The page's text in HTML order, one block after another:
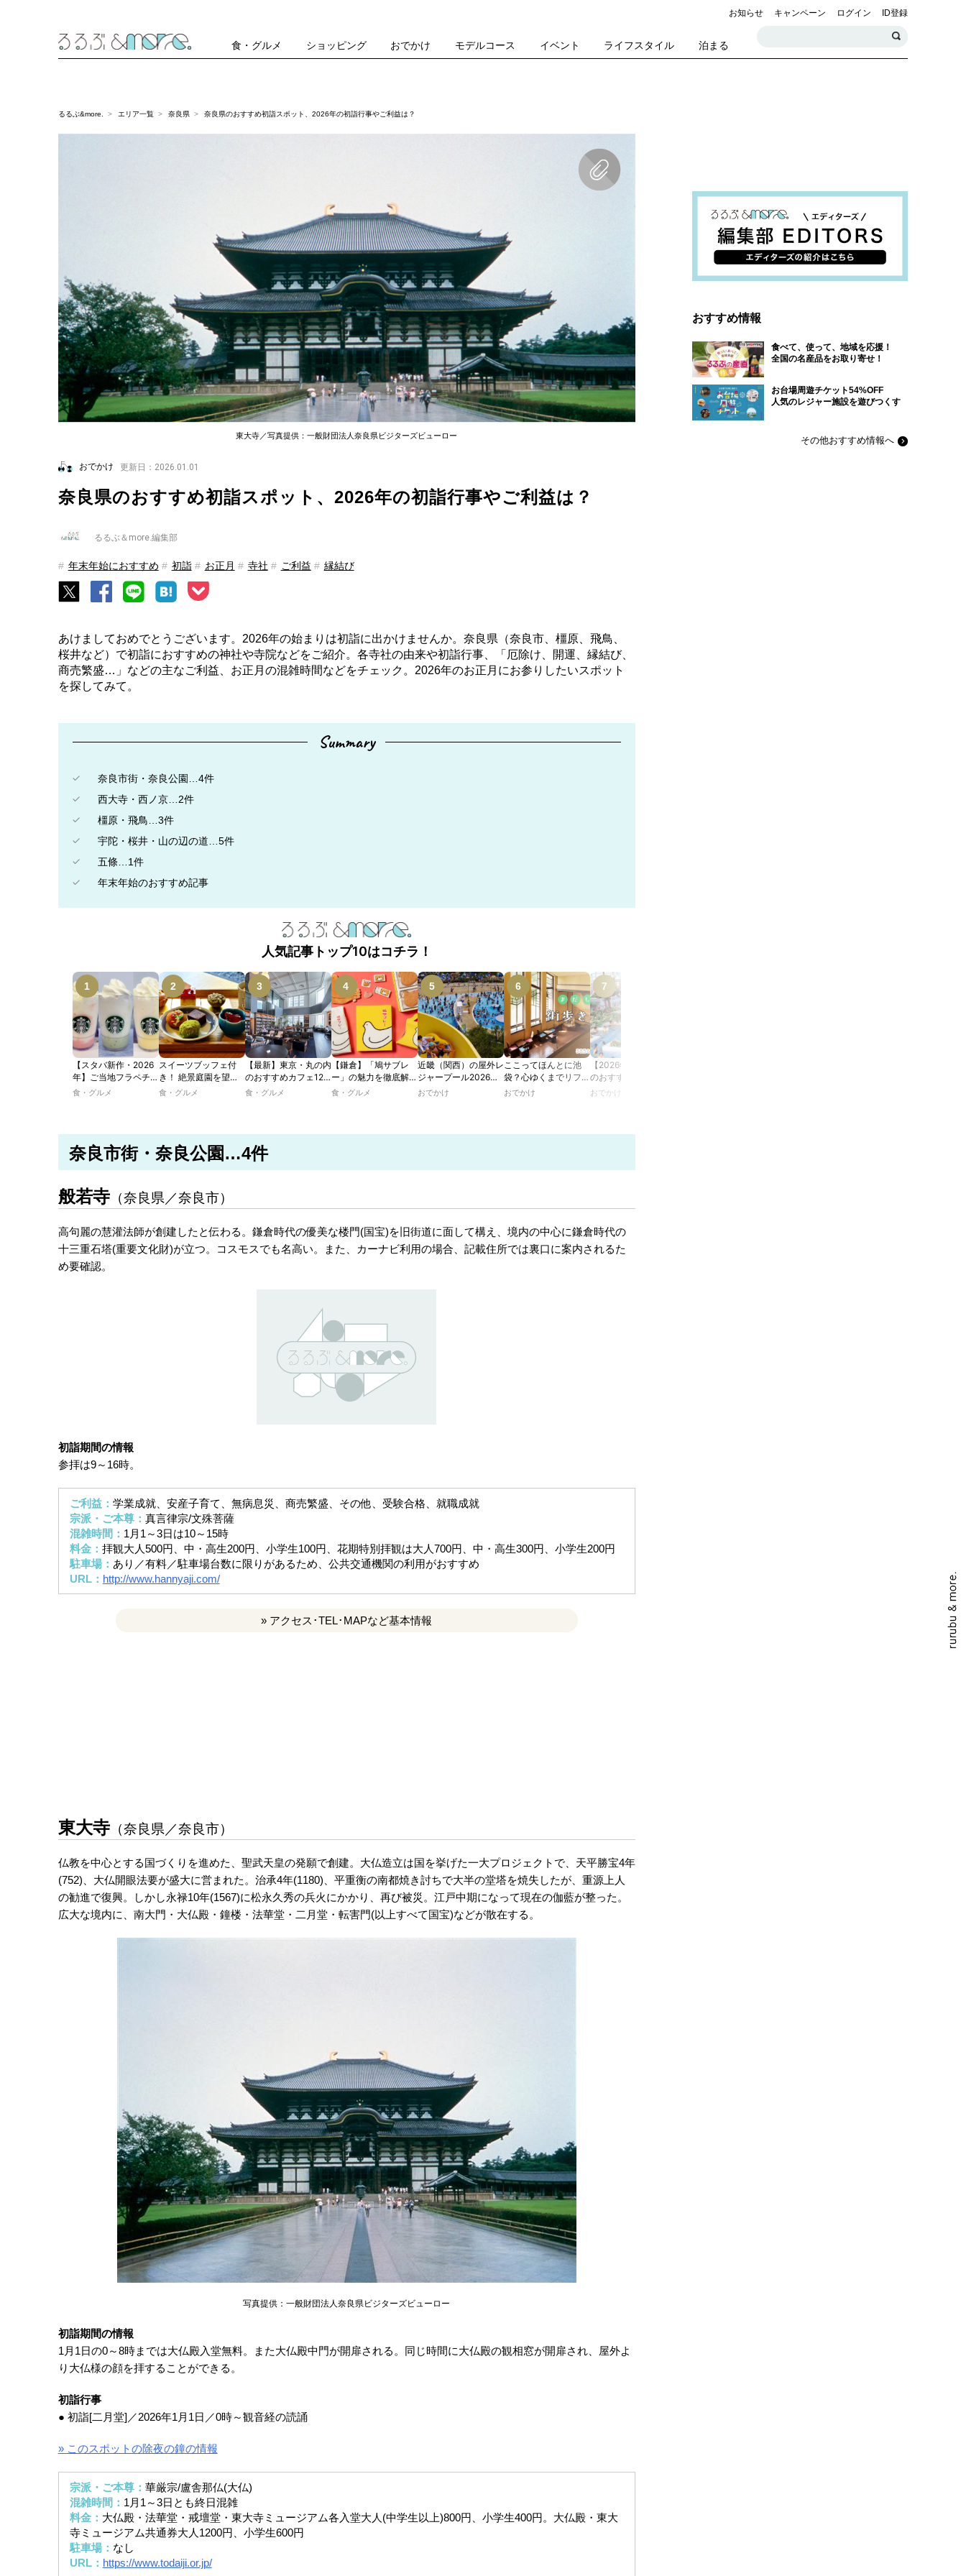
お知らせ キャンペーン ログイン ID登録
食・グルメ ショッピング おでかけ モデルコース イベント ライフスタイル 泊まる
るるぶ&more. エリア一覧 奈良県 奈良県のおすすめ初詣スポット、2026年の初詣行事やご利益は？
東大寺／写真提供：一般財団法人奈良県ビジターズビューロー
おでかけ 更新日：2026.01.01
奈良県のおすすめ初詣スポット、2026年の初詣行事やご利益は？
るるぶ＆more.編集部
年末年始におすすめ 初詣 お正月 寺社 ご利益 縁結び
あけましておめでとうございます。2026年の始まりは初詣に出かけませんか。奈良県（奈良市、橿原、飛鳥、
桜井など）で初詣におすすめの神社や寺院などをご紹介。各寺社の由来や初詣行事、「厄除け、開運、縁結び、
商売繁盛…」などの主なご利益、お正月の混雑時間などをチェック。2026年のお正月にお参りしたいスポット
を探してみて。
Summary
奈良市街・奈良公園…4件
西大寺・西ノ京…2件
橿原・飛鳥…3件
宇陀・桜井・山の辺の道…5件
五條…1件
年末年始のおすすめ記事
人気記事トップ10はコチラ！
【スタバ新作・2026
年】ご当地フラペチー
ノが新登場！ 地域と
PROGRAM」が青
森・群馬・沖縄で始
動。6種類を飲んで実
食レポート
食・グルメ
スイーツブッフェ付
き！ 絶景庭園を望む
ホテルレストランで味
食・グルメ
【最新】東京・丸の内
のおすすめカフェ12
選｜ひとりでゆったり
食・グルメ
【鎌倉】「鳩サブレ
ー」の魅力を徹底解
説！ 定番商品から限
食・グルメ
近畿（関西）の屋外レ
ジャープール2026！
ウォータースライダー
おでかけ
ここってほんとに池
袋？心ゆくまでリフレ
ッシュできる池袋・街
おでかけ
【2026年最新】関東
のおすすめの屋内プー
ル人気10選
おでかけ
奈良市街・奈良公園…4件
般若寺（奈良県／奈良市）
高句麗の慧灌法師が創建したと伝わる。鎌倉時代の優美な楼門(国宝)を旧街道に面して構え、境内の中心に鎌倉時代の
十三重石塔(重要文化財)が立つ。コスモスでも名高い。また、カーナビ利用の場合、記載住所では裏口に案内されるた
め要確認。
初詣期間の情報
参拝は9～16時。
ご利益： 学業成就、安産子育て、無病息災、商売繁盛、その他、受験合格、就職成就
宗派・ご本尊： 真言律宗/文殊菩薩
混雑時間： 1月1～3日は10～15時
料金： 拝観大人500円、中・高生200円、小学生100円、花期特別拝観は大人700円、中・高生300円、小学生200円
駐車場： あり／有料／駐車場台数に限りがあるため、公共交通機関の利用がおすすめ
URL： http://www.hannyaji.com/
» アクセス･TEL･MAPなど基本情報
東大寺（奈良県／奈良市）
仏教を中心とする国づくりを進めた、聖武天皇の発願で創建。大仏造立は国を挙げた一大プロジェクトで、天平勝宝4年
(752)、大仏開眼法要が盛大に営まれた。治承4年(1180)、平重衡の南都焼き討ちで大半の堂塔を焼失したが、重源上人
の勧進で復興。しかし永禄10年(1567)に松永久秀の兵火にかかり、再び被災。江戸中期になって現在の伽藍が整った。
広大な境内に、南大門・大仏殿・鐘楼・法華堂・二月堂・転害門(以上すべて国宝)などが散在する。
写真提供：一般財団法人奈良県ビジターズビューロー
初詣期間の情報
1月1日の0～8時までは大仏殿入堂無料。また大仏殿中門が開扉される。同じ時間に大仏殿の観相窓が開扉され、屋外よ
り大仏様の顔を拝することができる。
初詣行事
● 初詣[二月堂]／2026年1月1日／0時～観音経の読誦
» このスポットの除夜の鐘の情報
宗派・ご本尊： 華厳宗/盧舎那仏(大仏)
混雑時間： 1月1～3日とも終日混雑
料金： 大仏殿・法華堂・戒壇堂・東大寺ミュージアム各入堂大人(中学生以上)800円、小学生400円。大仏殿・東大
寺ミュージアム共通券大人1200円、小学生600円
駐車場： なし
URL： https://www.todaiji.or.jp/
おすすめ情報
食べて、使って、地域を応援！
全国の名産品をお取り寄せ！
お台場周遊チケット54%OFF
人気のレジャー施設を遊びつくす
その他おすすめ情報へ